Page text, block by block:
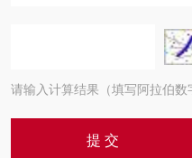
请输入计算结果（填写阿拉伯数